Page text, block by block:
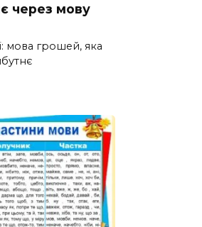
через мову
мова грошей, яка